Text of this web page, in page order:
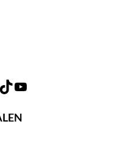
TikTokYouTube